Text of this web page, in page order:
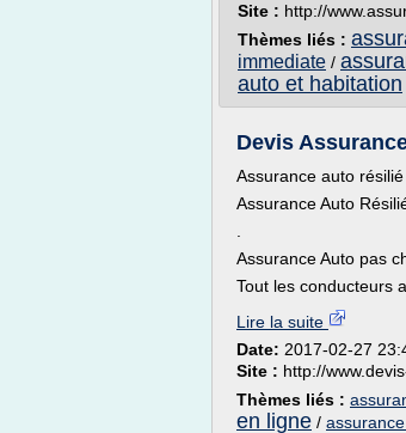
Site : http://
Thèmes liés :
immediate /
auto et habitation
Devis
Assurance auto
Assurance Auto
Assurance Auto pas
Tout les conducteurs
Lire la suite
Date: 2017-02-27
Site : http://
Thèmes liés :
en ligne /